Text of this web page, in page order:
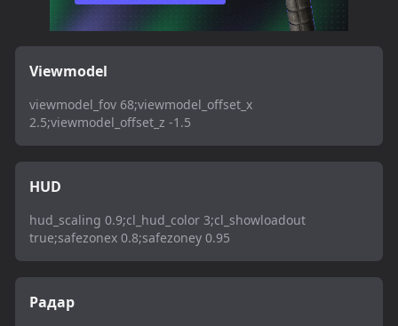
Viewmodel
viewmodel_fov 68;viewmodel_offset_x
2.5;viewmodel_offset_z -1.5
HUD
hud_scaling 0.9;cl_hud_color 3;cl_showloadout
true;safezonex 0.8;safezoney 0.95
Радар